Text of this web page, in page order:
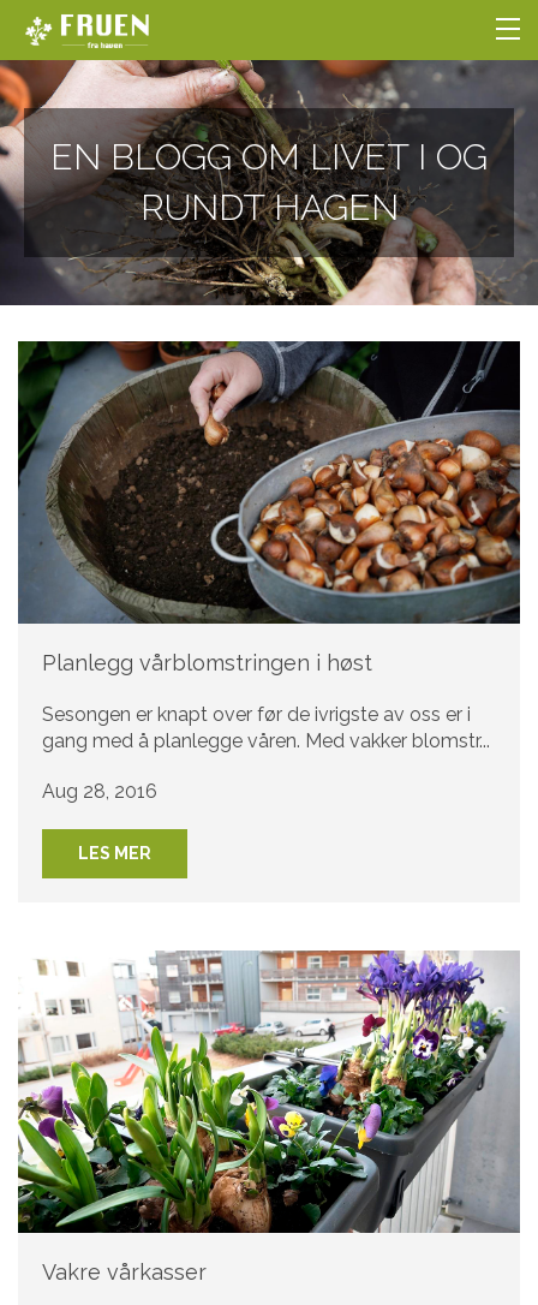
NETTBUTIKKEN
BLOGG
HOBBYGARTNERSKOLEN
OM OSS
EN BLOGG OM LIVET I OG
RUNDT HAGEN
Planlegg vårblomstringen i høst
Sesongen er knapt over før de ivrigste av oss er i
gang med å planlegge våren. Med vakker blomstr...
Aug 28, 2016
LES MER
Vakre vårkasser